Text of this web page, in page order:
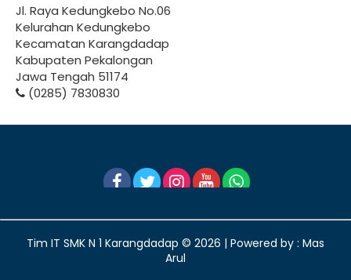
Jl. Raya Kedungkebo No.06
Kelurahan Kedungkebo
Kecamatan Karangdadap
Kabupaten Pekalongan
Jawa Tengah 51174
(0285) 7830830
Tim IT SMK N 1 Karangdadap © 2026 | Powered by : Mas
Arul